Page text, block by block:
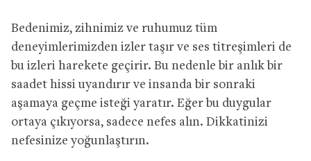
Bedenimiz, zihnimiz ve ruhumuz tüm
deneyimlerimizden izler taşır ve ses titreşimleri de
bu izleri harekete geçirir. Bu nedenle bir anlık bir
saadet hissi uyandırır ve insanda bir sonraki
aşamaya geçme isteği yaratır. Eğer bu duygular
ortaya çıkıyorsa, sadece nefes alın. Dikkatinizi
nefesinize yoğunlaştırın.